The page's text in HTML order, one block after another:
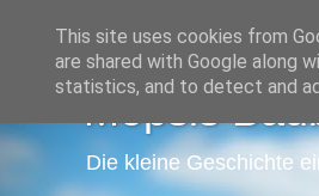
Mopsis
Die kleine Geschichte
This site uses cookies from
are shared with Google along
statistics, and to detect and